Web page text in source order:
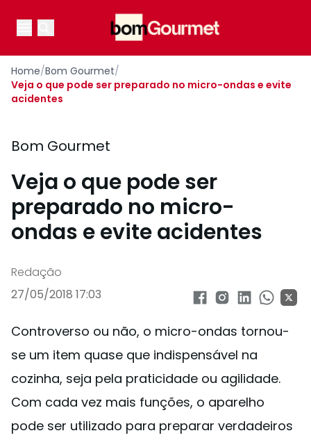
Open main menu
Open main menu
Home/Bom Gourmet/
Veja o que pode ser preparado no micro-ondas e evite
acidentes
Bom Gourmet
Veja o que pode ser
preparado no micro-
ondas e evite acidentes
Redação
27/05/2018 17:03
Controverso ou não, o micro-ondas tornou-
se um item quase que indispensável na
cozinha, seja pela praticidade ou agilidade.
Com cada vez mais funções, o aparelho
pode ser utilizado para preparar verdadeiros